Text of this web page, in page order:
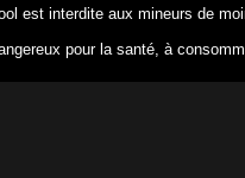
est interdite aux mineurs de
pour la santé, à